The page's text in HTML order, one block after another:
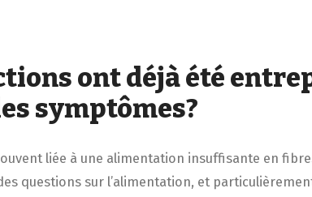
ont déjà été
symptômes?
liée à une alimentation insuffisante en
questions sur l’alimentation, et